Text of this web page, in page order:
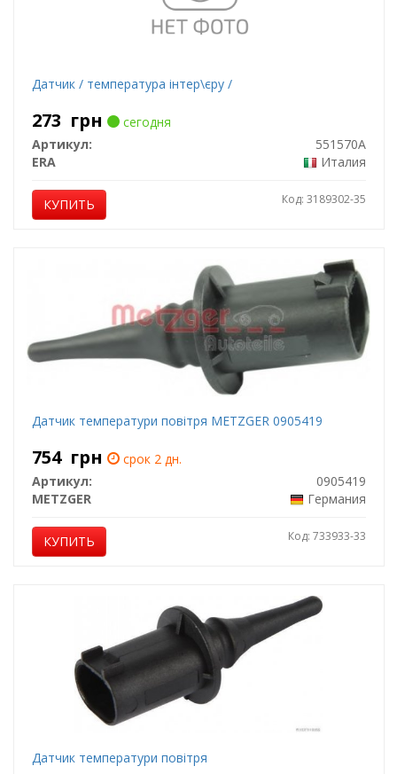
Датчик / температура інтер\єру /
273 грн
сегодня
Артикул:
551570A
ERA
Италия
КУПИТЬ Код: 3189302-35
Датчик температури повітря METZGER 0905419
754 грн
срок 2 дн.
Артикул:
0905419
METZGER
Германия
КУПИТЬ Код: 733933-33
Датчик температури повітря